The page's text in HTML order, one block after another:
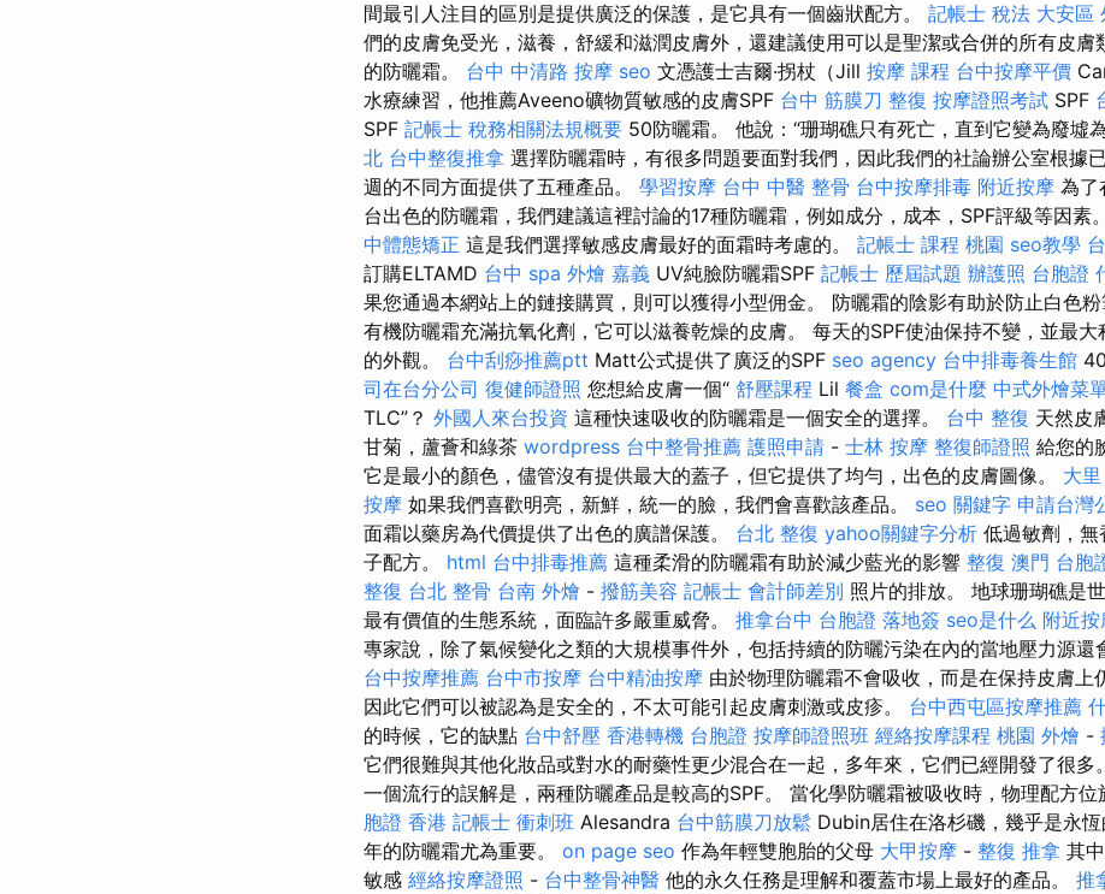
間最引人注目的區別是提供廣泛的保護，是它具有一個齒狀配方。 記帳士 稅法 大安區
們的皮膚免受光，滋養，舒緩和滋潤皮膚外，還建議使用可以是聖潔或合併的所有皮膚
的防曬霜。 台中 中清路 按摩 seo 文憑護士吉爾·拐杖（Jill 按摩 課程 台中按摩平價
水療練習，他推薦Aveeno礦物質敏感的皮膚SPF 台中 筋膜刀 整復 按摩證照考試 SPF
SPF 記帳士 稅務相關法規概要 50防曬霜。 他說：“珊瑚礁只有死亡，直到它變為廢墟
北 台中整復推拿 選擇防曬霜時，有很多問題要面對我們，因此我們的社論辦公室根據
週的不同方面提供了五種產品。 學習按摩 台中 中醫 整骨 台中按摩排毒 附近按摩 為了
台出色的防曬霜，我們建議這裡討論的17種防曬霜，例如成分，成本，SPF評級等因素。
中體態矯正 這是我們選擇敏感皮膚最好的面霜時考慮的。 記帳士 課程 桃園 seo教學
訂購ELTAMD 台中 spa 外燴 嘉義 UV純臉防曬霜SPF 記帳士 歷屆試題 辦護照 台胞證
果您通過本網站上的鏈接購買，則可以獲得小型佣金。 防曬霜的陰影有助於防止白色
有機防曬霜充滿抗氧化劑，它可以滋養乾燥的皮膚。 每天的SPF使油保持不變，並最
的外觀。 台中刮痧推薦ptt Matt公式提供了廣泛的SPF seo agency 台中排毒養生館
司在台分公司 復健師證照 您想給皮膚一個“ 舒壓課程 Lil 餐盒 com是什麼 中式外燴菜
TLC”？ 外國人來台投資 這種快速吸收的防曬霜是一個安全的選擇。 台中 整復 天然皮
甘菊，蘆薈和綠茶 wordpress 台中整骨推薦 護照申請 - 士林 按摩 整復師證照 給您的
它是最小的顏色，儘管沒有提供最大的蓋子，但它提供了均勻，出色的皮膚圖像。 大
按摩 如果我們喜歡明亮，新鮮，統一的臉，我們會喜歡該產品。 seo 關鍵字 申請台灣
面霜以藥房為代價提供了出色的廣譜保護。 台北 整復 yahoo關鍵字分析 低過敏劑，
子配方。 html 台中排毒推薦 這種柔滑的防曬霜有助於減少藍光的影響 整復 澳門 台胞
整復 台北 整骨 台南 外燴 - 撥筋美容 記帳士 會計師差別 照片的排放。 地球珊瑚礁是
最有價值的生態系統，面臨許多嚴重威脅。 推拿台中 台胞證 落地簽 seo是什么 附近按
專家說，除了氣候變化之類的大規模事件外，包括持續的防曬污染在內的當地壓力源還
台中按摩推薦 台中市按摩 台中精油按摩 由於物理防曬霜不會吸收，而是在保持皮膚上
因此它們可以被認為是安全的，不太可能引起皮膚刺激或皮疹。 台中西屯區按摩推薦
的時候，它的缺點 台中舒壓 香港轉機 台胞證 按摩師證照班 經絡按摩課程 桃園 外燴 -
它們很難與其他化妝品或對水的耐藥性更少混合在一起，多年來，它們已經開發了很多
一個流行的誤解是，兩種防曬產品是較高的SPF。 當化學防曬霜被吸收時，物理配方位
胞證 香港 記帳士 衝刺班 Alesandra 台中筋膜刀放鬆 Dubin居住在洛杉磯，幾乎是永
年的防曬霜尤為重要。 on page seo 作為年輕雙胞胎的父母 大甲按摩 - 整復 推拿 其
敏感 經絡按摩證照 - 台中整骨神醫 他的永久任務是理解和覆蓋市場上最好的產品。 推